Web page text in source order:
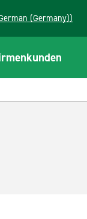
(German (Germany))